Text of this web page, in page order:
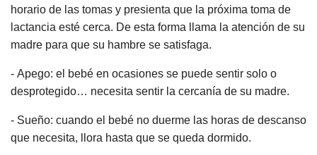
horario de las tomas y presienta que la próxima toma de
lactancia esté cerca. De esta forma llama la atención de su
madre para que su hambre se satisfaga.
- Apego: el bebé en ocasiones se puede sentir solo o
desprotegido… necesita sentir la cercanía de su madre.
- Sueño: cuando el bebé no duerme las horas de descanso
que necesita, llora hasta que se queda dormido.